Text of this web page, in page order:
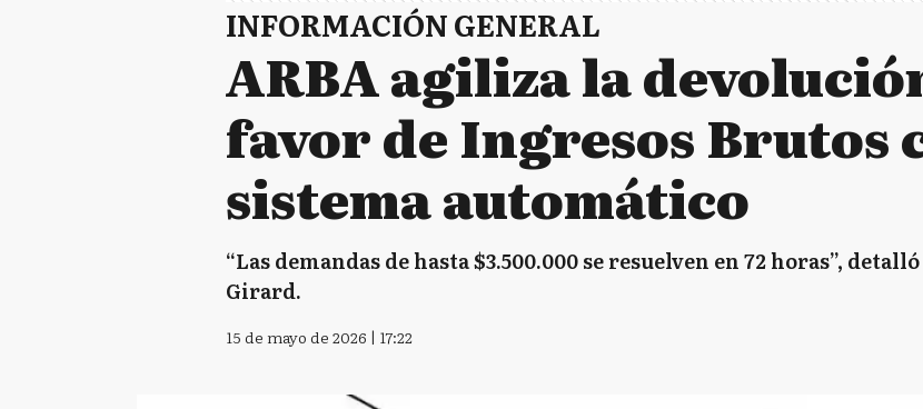
INFORMACIÓN GENERAL
ARBA agiliza la
favor de Ingresos Brutos
sistema automático
“Las demandas de hasta $3.500.000 se resuelven en 72 horas”,
Girard.
15 de mayo de 2026 | 17:22